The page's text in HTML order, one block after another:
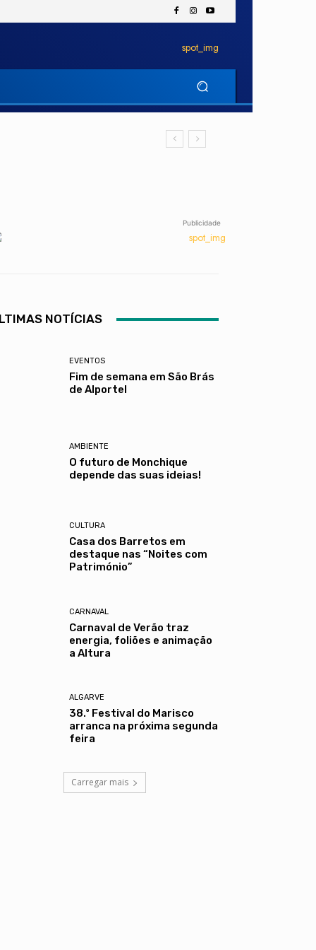
Publicidade
NOTÍCIAS
EVENTOS
Fim de semana em São Brás
de Alportel
AMBIENTE
O futuro de Monchique
depende das suas ideias!
CULTURA
Casa dos Barretos em
destaque nas “Noites com
Património”
CARNAVAL
Carnaval de Verão traz
energia, foliões e animação
a Altura
ALGARVE
38.º Festival do Marisco
arranca na próxima segunda
feira
Carregar mais